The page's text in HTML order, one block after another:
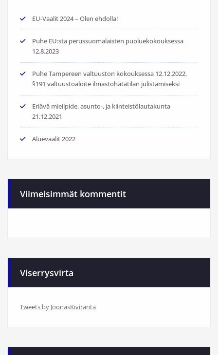
EU-Vaalit 2024 – Olen ehdolla!
Puhe EU:sta perussuomalaisten puoluekokouksessa
12.8.2023
Puhe Tampereen valtuuston kokouksessa 12.12.2022,
§191 valtuustoaloite ilmastohätätilan julistamiseksi
Eriävä mielipide, asunto-, ja kiinteistölautakunta
21.12.2021
Aluevaalit 2022
Viimeisimmät kommentit
Viserrysvirta
Tweets by JoonasKiviranta